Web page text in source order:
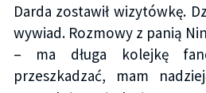
Darda zostawił wizytówkę.
wywiad. Rozmowy z panią
– ma długa kolejkę
przeszkadzać, mam